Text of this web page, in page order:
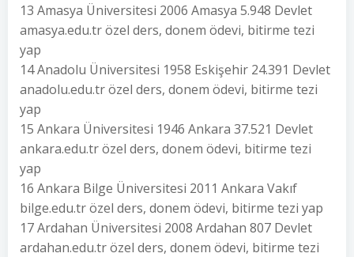
13 Amasya Üniversitesi 2006 Amasya 5.948 Devlet
amasya.edu.tr özel ders, donem ödevi, bitirme tezi
yap
14 Anadolu Üniversitesi 1958 Eskişehir 24.391 Devlet
anadolu.edu.tr özel ders, donem ödevi, bitirme tezi
yap
15 Ankara Üniversitesi 1946 Ankara 37.521 Devlet
ankara.edu.tr özel ders, donem ödevi, bitirme tezi
yap
16 Ankara Bilge Üniversitesi 2011 Ankara Vakıf
bilge.edu.tr özel ders, donem ödevi, bitirme tezi yap
17 Ardahan Üniversitesi 2008 Ardahan 807 Devlet
ardahan.edu.tr özel ders, donem ödevi, bitirme tezi